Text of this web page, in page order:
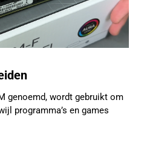
genoemd, wordt gebruikt om
programma’s en games